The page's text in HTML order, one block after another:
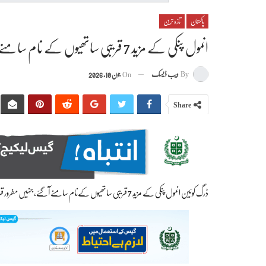
پاکستان تازہ ترین
انمول پنکی کے مزید 7 قریبی ساتھیوں کے نام سامنے آگئے
By ویب ڈیسک On جون 10, 2026
Share
ڈرگ کوئین انمول پنکی کے مزید 7 قریبی ساتھیوں کےنام سامنے آگئے، جنہیں مفرور قرار دے دیا گیا۔